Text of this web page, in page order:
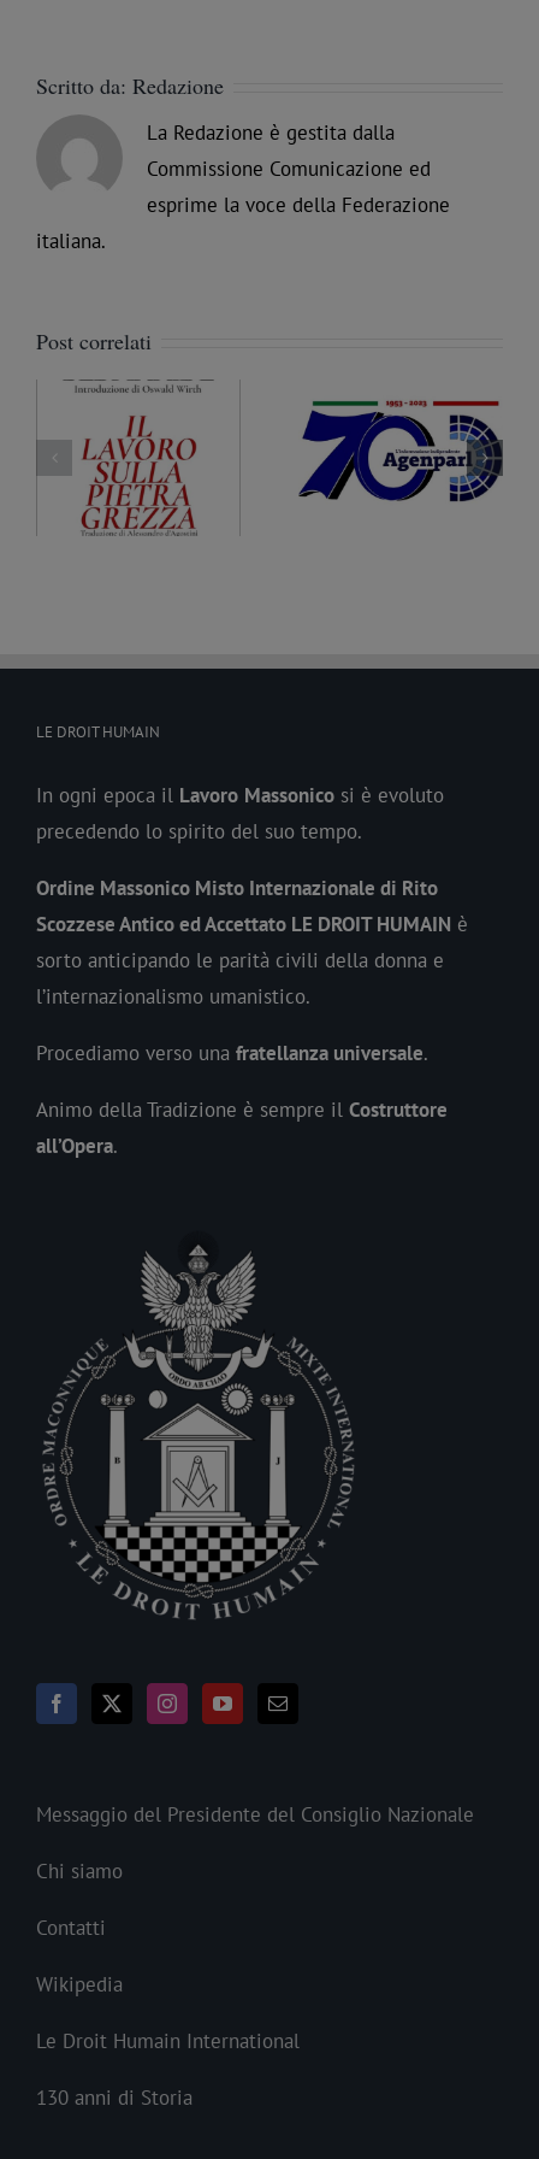
Scritto da: Redazione
La Redazione è gestita dalla
Commissione Comunicazione ed
esprime la voce della Federazione
italiana.
Post correlati
Massoneria a Palermo.
AgenParl intervista il
Fratello Nicola Pàntano
La libertà ritrovata, ma
da proteggere. Julian
Assange in una
fotografia con la
LE DROIT HUMAIN
In ogni epoca il Lavoro Massonico si è evoluto
precedendo lo spirito del suo tempo.
Ordine Massonico Misto Internazionale di Rito
Scozzese Antico ed Accettato LE DROIT HUMAIN è
sorto anticipando le parità civili della donna e
l’internazionalismo umanistico.
Procediamo verso una fratellanza universale.
Animo della Tradizione è sempre il Costruttore
all’Opera.
Messaggio del Presidente del Consiglio Nazionale
Chi siamo
Contatti
Wikipedia
Le Droit Humain International
130 anni di Storia